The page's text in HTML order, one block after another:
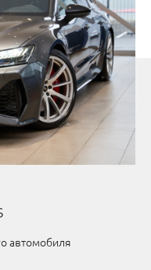
автомобиля